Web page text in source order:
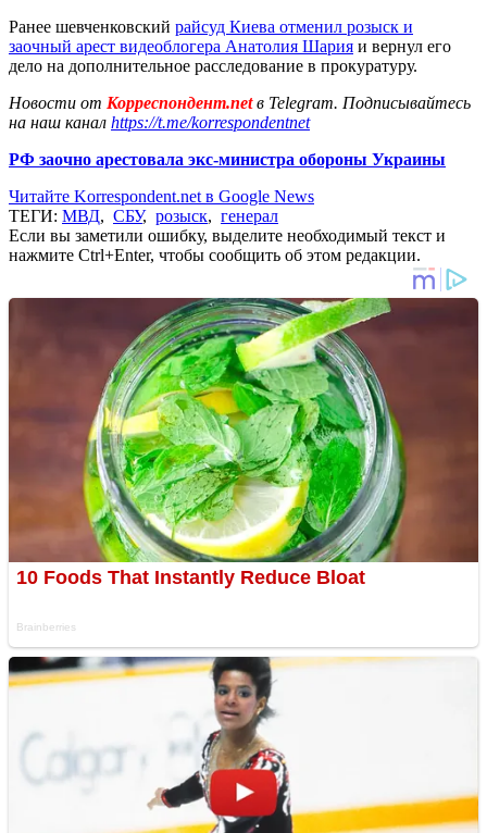
Ранее шевченковский райсуд Киева отменил розыск и
заочный арест видеоблогера Анатолия Шария и вернул его
дело на дополнительное расследование в прокуратуру.
Новости от Корреспондент.netв Telegram. Подписывайтесь
на наш канал https://t.me/korrespondentnet
РФ заочно арестовала экс-министра обороны Украины
Читайте Korrespondent.net в Google News
ТЕГИ: МВД, СБУ, розыск, генерал
Если вы заметили ошибку, выделите необходимый текст и
нажмите Ctrl+Enter, чтобы сообщить об этом редакции.